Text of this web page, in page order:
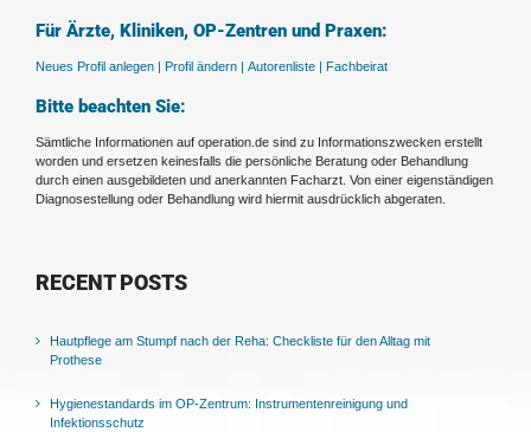
Für Ärzte, Kliniken, OP-Zentren und Praxen:
Neues Profil anlegen | Profil ändern | Autorenliste | Fachbeirat
Bitte beachten Sie:
Sämtliche Informationen auf operation.de sind zu Informationszwecken erstellt
worden und ersetzen keinesfalls die persönliche Beratung oder Behandlung
durch einen ausgebildeten und anerkannten Facharzt. Von einer eigenständigen
Diagnosestellung oder Behandlung wird hiermit ausdrücklich abgeraten.
RECENT POSTS
Hautpflege am Stumpf nach der Reha: Checkliste für den Alltag mit
Prothese
Hygienestandards im OP-Zentrum: Instrumentenreinigung und
Infektionsschutz